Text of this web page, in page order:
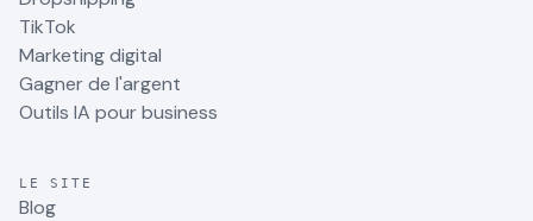
TikTok
Marketing digital
Gagner de l'argent
Outils IA pour business
LE SITE
Blog